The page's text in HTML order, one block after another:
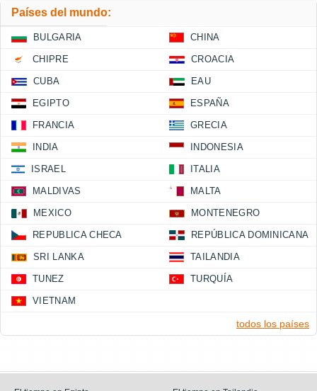
Países del mundo:
BULGARIA CHINA
CHIPRE CROACIA
CUBA EAU
EGIPTO ESPAÑA
FRANCIA GRECIA
INDIA INDONESIA
ISRAEL ITALIA
MALDIVAS MALTA
MEXICO MONTENEGRO
REPUBLICA CHECA REPÚBLICA DOMINICANA
SRI LANKA TAILANDIA
TUNEZ TURQUÍA
VIETNAM
todos los países